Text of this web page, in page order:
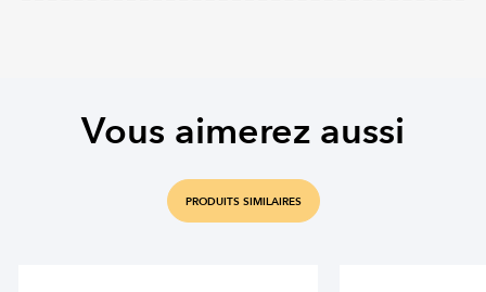
Vous aimerez aussi
PRODUITS SIMILAIRES